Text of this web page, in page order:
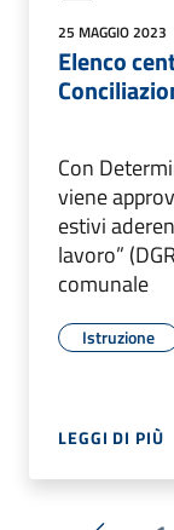
25 MAGGIO 2023
Elenco
Con
viene
estivi
lavoro”
comunale
Istruzione
LEGGI DI PIÙ